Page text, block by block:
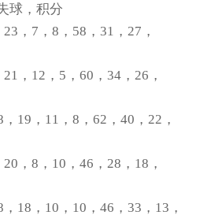
球，积分
，7，8，58，31，27，
，12，5，60，34，26，
19，11，8，62，40，22，
，8，10，46，28，18，
18，10，10，46，33，13，